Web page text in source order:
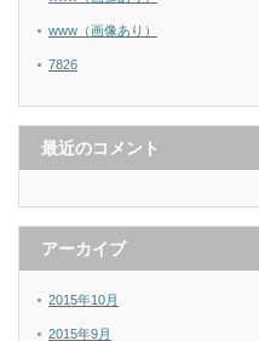
www（画像あり）
7826
最近のコメント
アーカイブ
2015年10月
2015年9月